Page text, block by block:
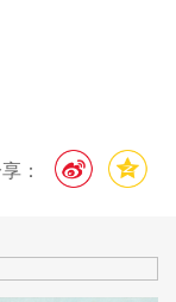
：